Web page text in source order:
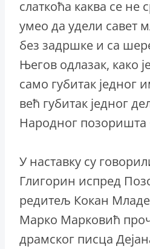
слаткоћа каква се не
умео да удели савет
без задршке и са
Његов одлазак, како
само губитак једног
већ губитак једног
Народног позоришта
У наставку су
Глигорин испред
редитељ Кокан
Марко Марковић
драмског писца